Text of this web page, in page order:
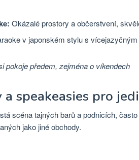
Okázalé prostory a občerstvení,
v japonském stylu s
pokoje předem, zejména o víkendech
speakeasies pro
scéna tajných barů a podnicích,
jako jiné obchody.